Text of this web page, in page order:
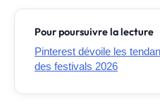
Pour poursuivre la lecture
Pinterest dévoile les
des festivals 2026